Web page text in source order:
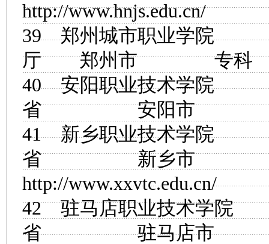
http://www.hnjs.edu.cn/
39郑州城市职业学院
厅 郑州市
40安阳职业技术学院
省 安阳市
41新乡职业技术学院
省 新乡市
http://www.xxvtc.edu.cn/
42驻马店职业技术学院
省 驻马店